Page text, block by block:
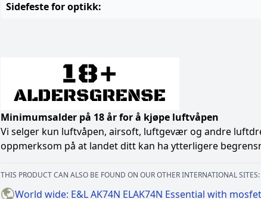
Sidefeste for optikk:
Minimumsalder på 18 år for å kjøpe luftvåpen
Vi selger kun luftvåpen, airsoft, luftgevær og andre
oppmerksom på at landet ditt kan ha ytterligere
THIS PRODUCT CAN ALSO BE FOUND ON OUR OTHER INTERNATIONAL SITES:
World wide: E&L AK74N ELAK74N Essential with mosfet